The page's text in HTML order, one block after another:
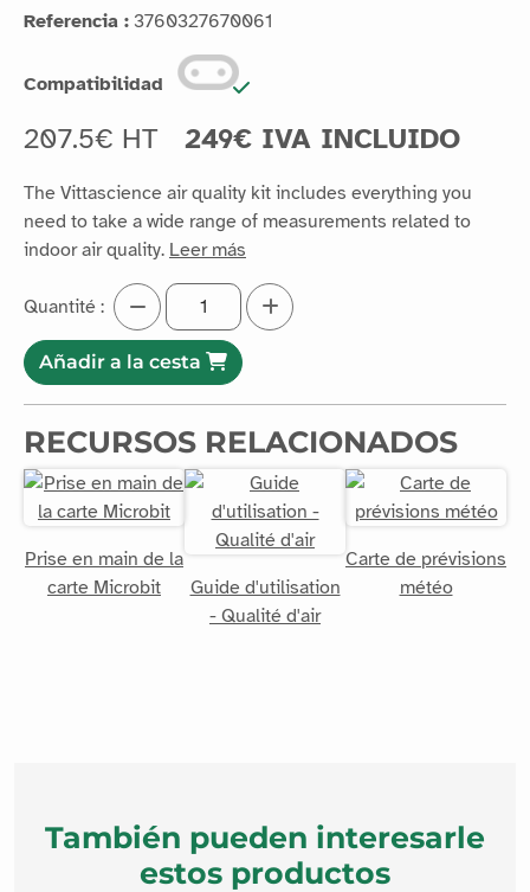
Referencia : 3760327670061
Compatibilidad
207.5€ HT 249€ IVA INCLUIDO
The Vittascience air quality kit includes everything you
need to take a wide range of measurements related to
indoor air quality. Leer más
Quantité :
Añadir a la cesta
RECURSOS RELACIONADOS
Prise en main de la
carte Microbit
Guide d'utilisation
- Qualité d'air
Carte de prévisions
météo
También pueden interesarle
estos productos